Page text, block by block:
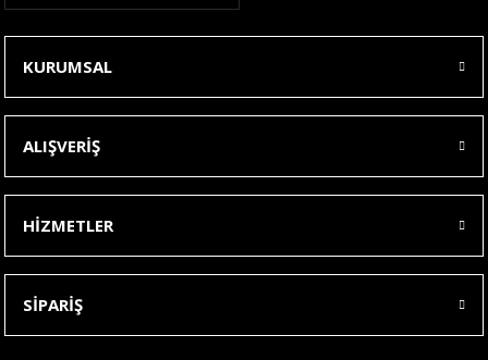
KURUMSAL
ALIŞVERİŞ
HİZMETLER
SİPARİŞ